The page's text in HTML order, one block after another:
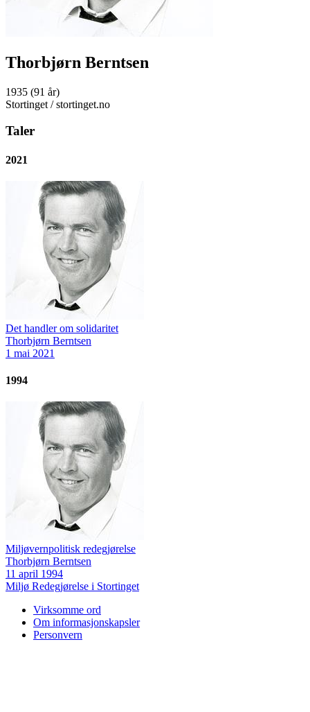
Thorbjørn Berntsen
1935 (91 år)
Stortinget / stortinget.no
Taler
2021
Det handler om solidaritet
Thorbjørn Berntsen
1 mai 2021
1994
Miljøvernpolitisk redegjørelse
Thorbjørn Berntsen
11 april 1994
Miljø Redegjørelse i Stortinget
Virksomme ord
Om informasjonskapsler
Personvern